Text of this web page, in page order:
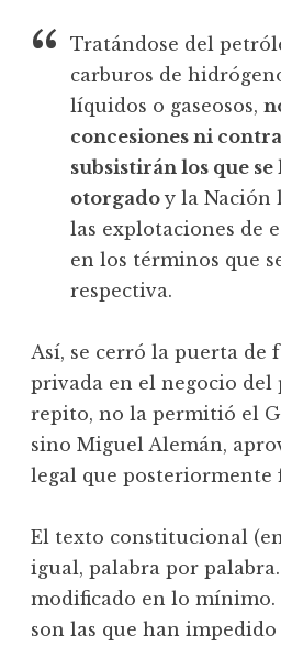
Tratándose del
carburos de
líquidos o gaseosos,
concesiones ni
subsistirán los que se
otorgado y la Nación
las explotaciones de
en los términos que
respectiva.
Así, se cerró la puerta de
privada en el negocio del
repito, no la permitió el
sino Miguel Alemán,
legal que posteriormente
El texto constitucional
igual, palabra por
modificado en lo mínimo.
son las que han